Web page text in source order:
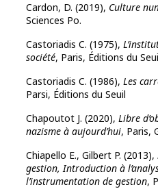
Cardon, D. (2019), Culture
Sciences Po.
Castoriadis C. (1975),
société, Paris, Éditions du
Castoriadis C. (1986), Les
Parsi, Éditions du Seuil
Chapoutot J. (2020), Libre
nazisme à aujourd’hui, Paris,
Chiapello E., Gilbert P. (2013),
gestion, Introduction à
l’instrumentation de gestion,